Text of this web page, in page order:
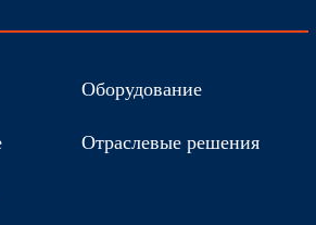
Оборудование
Отраслевые решения